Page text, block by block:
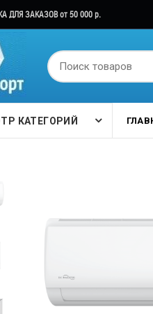
ДЛЯ ЗАКАЗОВ от 50 000 р.
КАТЕГОРИЙ